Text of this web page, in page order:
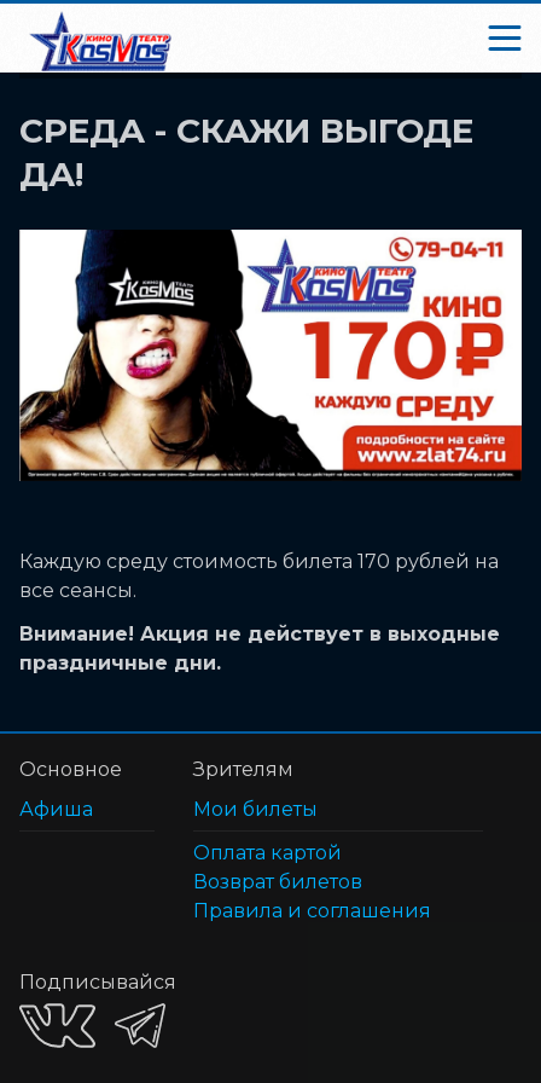
СРЕДА - СКАЖИ ВЫГОДЕ
ДА!
Каждую среду стоимость билета 170 рублей на
все сеансы.
Внимание! Акция не действует в выходные
праздничные дни.
Основное
Афиша
Зрителям
Мои билеты
Оплата картой
Возврат билетов
Правила и соглашения
Подписывайся